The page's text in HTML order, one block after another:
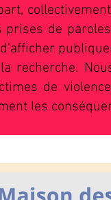
prises de
recherche.
de
les